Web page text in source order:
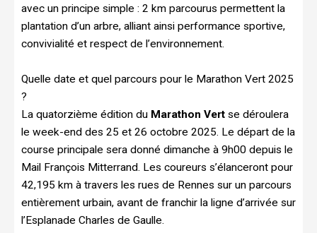
avec un principe simple : 2 km parcourus permettent la
plantation d’un arbre, alliant ainsi performance sportive,
convivialité et respect de l’environnement.
Quelle date et quel parcours pour le Marathon Vert 2025
?
La quatorzième édition du Marathon Vert se déroulera
le week-end des 25 et 26 octobre 2025. Le départ de la
course principale sera donné dimanche à 9h00 depuis le
Mail François Mitterrand. Les coureurs s’élanceront pour
42,195 km à travers les rues de Rennes sur un parcours
entièrement urbain, avant de franchir la ligne d’arrivée sur
l’Esplanade Charles de Gaulle.